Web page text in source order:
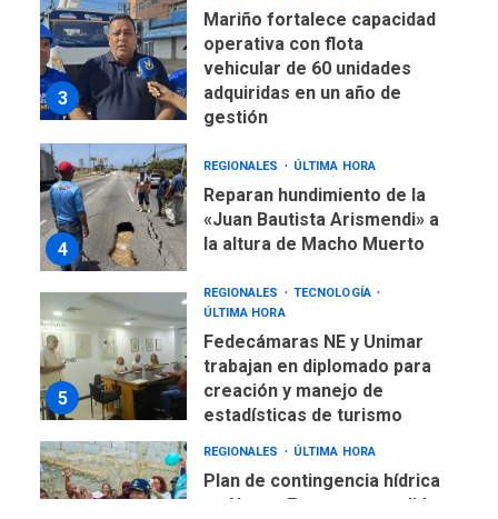
3
Mariño fortalece capacidad
operativa con flota
vehicular de 60 unidades
adquiridas en un año de
gestión
4
REGIONALES ÚLTIMA HORA
Reparan hundimiento de la
«Juan Bautista Arismendi» a
la altura de Macho Muerto
5
REGIONALES
TECNOLOGÍA
ÚLTIMA HORA
Fedecámaras NE y Unimar
trabajan en diplomado para
creación y manejo de
estadísticas de turismo
REGIONALES ÚLTIMA HORA
Plan de contingencia hídrica
en Nueva Esparta consolida